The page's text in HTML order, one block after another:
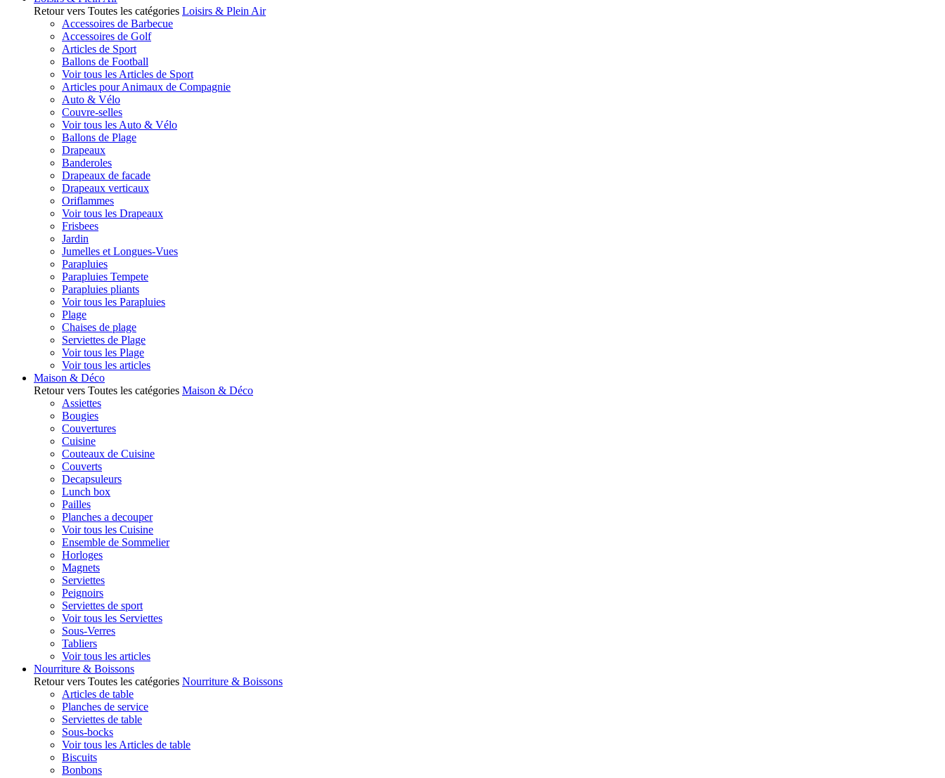
Retour vers Toutes les catégories Loisirs & Plein Air
Accessoires de Barbecue
Accessoires de Golf
Articles de Sport
Ballons de Football
Voir tous les Articles de Sport
Articles pour Animaux de Compagnie
Auto & Vélo
Couvre-selles
Voir tous les Auto & Vélo
Ballons de Plage
Drapeaux
Banderoles
Drapeaux de facade
Drapeaux verticaux
Oriflammes
Voir tous les Drapeaux
Frisbees
Jardin
Jumelles et Longues-Vues
Parapluies
Parapluies Tempete
Parapluies pliants
Voir tous les Parapluies
Plage
Chaises de plage
Serviettes de Plage
Voir tous les Plage
Voir tous les articles
Maison & Déco
Retour vers Toutes les catégories Maison & Déco
Assiettes
Bougies
Couvertures
Cuisine
Couteaux de Cuisine
Couverts
Decapsuleurs
Lunch box
Pailles
Planches a decouper
Voir tous les Cuisine
Ensemble de Sommelier
Horloges
Magnets
Serviettes
Peignoirs
Serviettes de sport
Voir tous les Serviettes
Sous-Verres
Tabliers
Voir tous les articles
Nourriture & Boissons
Retour vers Toutes les catégories Nourriture & Boissons
Articles de table
Planches de service
Serviettes de table
Sous-bocks
Voir tous les Articles de table
Biscuits
Bonbons